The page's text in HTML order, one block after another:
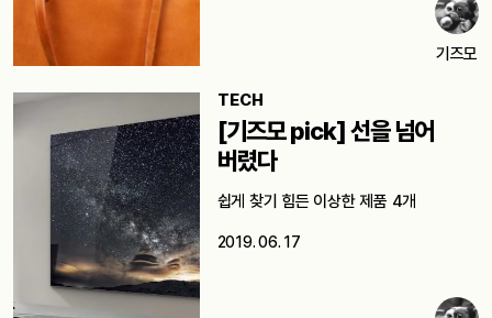
기즈모
TECH
[기즈모 pick] 선을 넘어
버렸다
쉽게 찾기 힘든 이상한 제품 4개
2019. 06. 17